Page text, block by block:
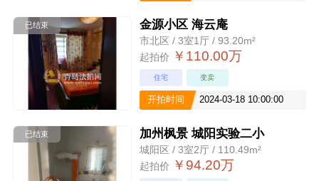
已结束 金源小区 海云庵
市北区 / 3室1厅 / 93.20m²
起拍价 ￥110.00万
住宅 变卖
开拍时间 2024-03-18 10:00:00
已结束 加州枫景 城阳实验二小
城阳区 / 3室2厅 / 110.49m²
起拍价 ￥94.20万